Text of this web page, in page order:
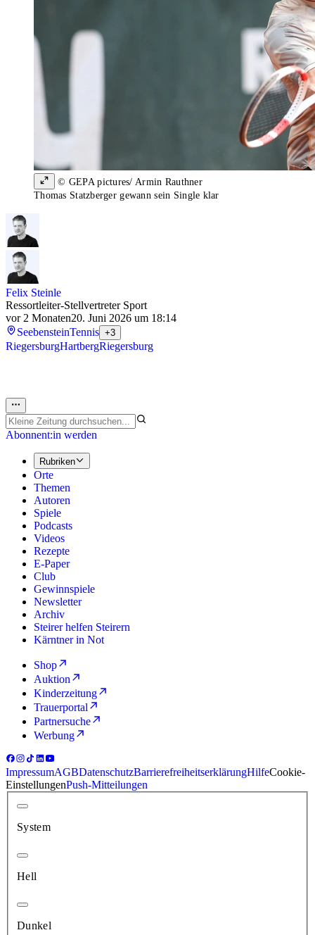
© GEPA pictures/ Armin Rauthner
Thomas Statzberger gewann sein Single klar
Felix Steinle
Ressortleiter-Stellvertreter Sport
vor 2 Monaten20. Juni 2026 um 18:14
SeebensteinTennis +3
RiegersburgHartbergRiegersburg
Abonnent:in werden
Rubriken
Orte
Themen
Autoren
Spiele
Podcasts
Videos
Rezepte
E-Paper
Club
Gewinnspiele
Newsletter
Archiv
Steirer helfen Steirern
Kärntner in Not
Shop
Auktion
Kinderzeitung
Trauerportal
Partnersuche
Werbung
ImpressumAGBDatenschutzBarrierefreiheitserklärungHilfeCookie-
EinstellungenPush-Mitteilungen
System
Hell
Dunkel